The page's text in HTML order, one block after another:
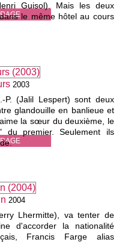
Guisol). Mais les deux
le même hôtel au cours
2003
P. (Jalil Lespert) sont deux
glandouille en banlieue et
la sœur du deuxième, le
du premier. Seulement ils
2004
Lhermitte), va tenter de
d'accorder la nationalité
Francis Farge alias